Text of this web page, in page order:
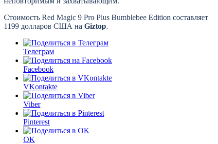
Стоимость Red Magic 9 Pro Plus Bumblebee Edition составляет
1199 долларов США на Giztop.
Телеграм
Facebook
VKontakte
Viber
Pinterest
OK